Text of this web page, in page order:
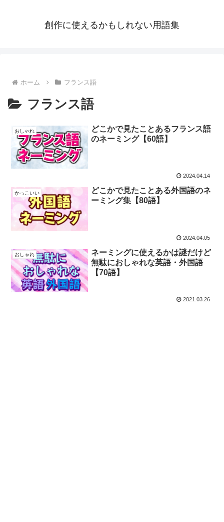
創作に使えるかもしれない用語集
ホーム フランス語
フランス語
おしゃれ
どこかで見たことあるフランス語
のネーミング【60語】
2024.04.14
かっこいい
どこかで見たことある外国語のネ
ーミング集【80語】
2024.04.05
おしゃれ
ネーミングに使えるかは謎だけど
無駄におしゃれな英語・外国語
【70語】
2021.03.26